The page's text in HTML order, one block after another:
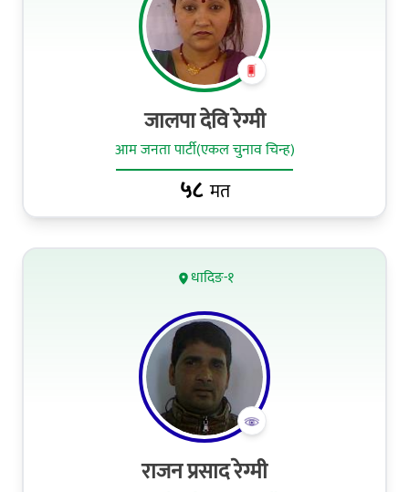
जालपा देवि रेग्‍मी
आम जनता पार्टी(एकल चुनाव चिन्ह)
५८मत
धादिङ-१
राजन प्रसाद रेग्मी